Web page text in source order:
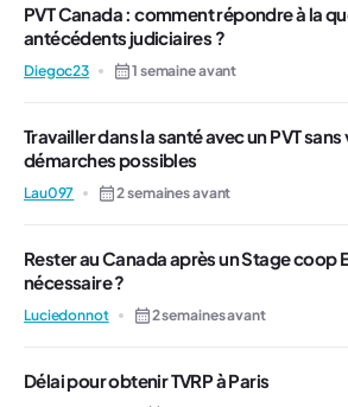
PVT Canada : comment répondre à la
antécédents judiciaires ?
Diegoc23 1 semaine avant
Travailler dans la santé avec un PVT
démarches possibles
Lau097 2 semaines avant
Rester au Canada après un Stage coop
nécessaire ?
Luciedonnot 2 semaines avant
Délai pour obtenir TVRP à Paris